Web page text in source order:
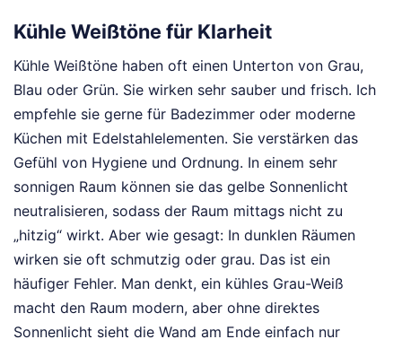
Kühle Weißtöne für Klarheit
Kühle Weißtöne haben oft einen Unterton von Grau,
Blau oder Grün. Sie wirken sehr sauber und frisch. Ich
empfehle sie gerne für Badezimmer oder moderne
Küchen mit Edelstahlelementen. Sie verstärken das
Gefühl von Hygiene und Ordnung. In einem sehr
sonnigen Raum können sie das gelbe Sonnenlicht
neutralisieren, sodass der Raum mittags nicht zu
„hitzig“ wirkt. Aber wie gesagt: In dunklen Räumen
wirken sie oft schmutzig oder grau. Das ist ein
häufiger Fehler. Man denkt, ein kühles Grau-Weiß
macht den Raum modern, aber ohne direktes
Sonnenlicht sieht die Wand am Ende einfach nur